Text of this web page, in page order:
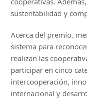
sustentabilidad y
Acerca del premio,
sistema para
realizan las
participar en cinco
intercooperación,
internacional y